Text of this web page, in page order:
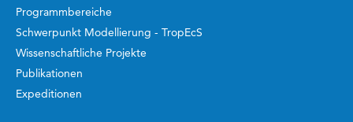
Programmbereiche
Schwerpunkt Modellierung - TropEcS
Wissenschaftliche Projekte
Publikationen
Expeditionen